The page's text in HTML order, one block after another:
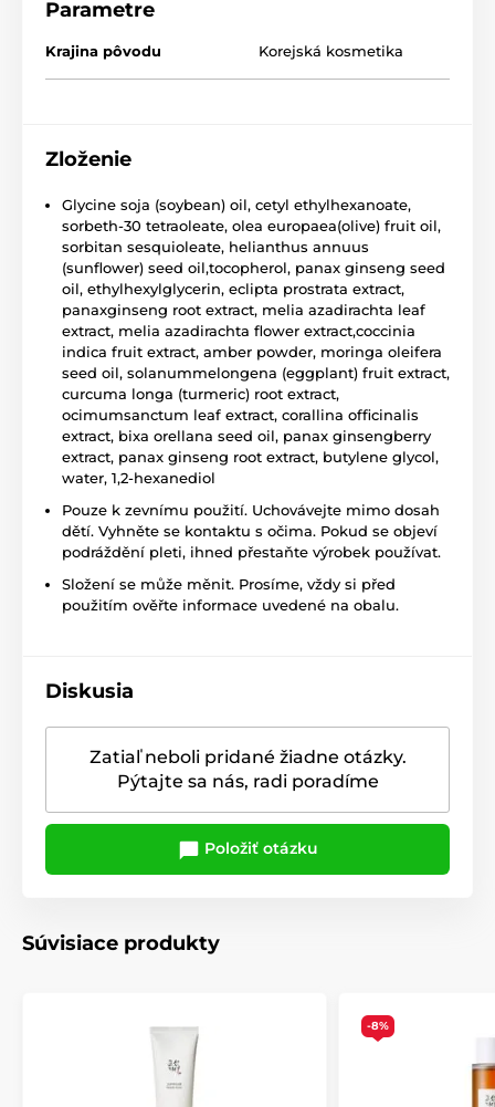
Parametre
Krajina pôvodu Korejská kosmetika
Zloženie
Glycine soja (soybean) oil, cetyl ethylhexanoate,
sorbeth-30 tetraoleate, olea europaea(olive) fruit oil,
sorbitan sesquioleate, helianthus annuus
(sunflower) seed oil,tocopherol, panax ginseng seed
oil, ethylhexylglycerin, eclipta prostrata extract,
panaxginseng root extract, melia azadirachta leaf
extract, melia azadirachta flower extract,coccinia
indica fruit extract, amber powder, moringa oleifera
seed oil, solanummelongena (eggplant) fruit extract,
curcuma longa (turmeric) root extract,
ocimumsanctum leaf extract, corallina officinalis
extract, bixa orellana seed oil, panax ginsengberry
extract, panax ginseng root extract, butylene glycol,
water, 1,2-hexanediol
Pouze k zevnímu použití. Uchovávejte mimo dosah
dětí. Vyhněte se kontaktu s očima. Pokud se objeví
podráždění pleti, ihned přestaňte výrobek používat.
Složení se může měnit. Prosíme, vždy si před
použitím ověřte informace uvedené na obalu.
Diskusia
Zatiaľ neboli pridané žiadne otázky.
Pýtajte sa nás, radi poradíme
Položiť otázku
Súvisiace produkty
-8%